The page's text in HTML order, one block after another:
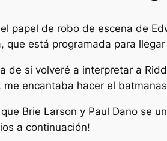
papel de robo de escena de
que está programada para
de si volveré a interpretar a
me encantaba hacer el batman
Brie Larson y Paul Dano se
a continuación!